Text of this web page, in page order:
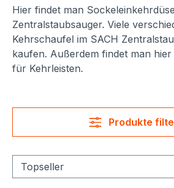
Hier findet man
Zentralstaubsauger. Viele
Kehrschaufel im SACH
kaufen. Außerdem findet man
für Kehrleisten.
Produkte